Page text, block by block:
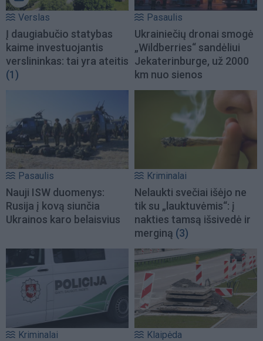
Verslas
Į daugiabučio statybas
kaime investuojantis
verslininkas: tai yra ateitis
(1)
Pasaulis
Ukrainiečių dronai smogė
„Wildberries“ sandėliui
Jekaterinburge, už 2000
km nuo sienos
Pasaulis
Nauji ISW duomenys:
Rusija į kovą siunčia
Ukrainos karo belaisvius
Kriminalai
Nelaukti svečiai išėjo ne
tik su „lauktuvėmis“: į
nakties tamsą išsivedė ir
merginą (3)
Kriminalai Klaipėda